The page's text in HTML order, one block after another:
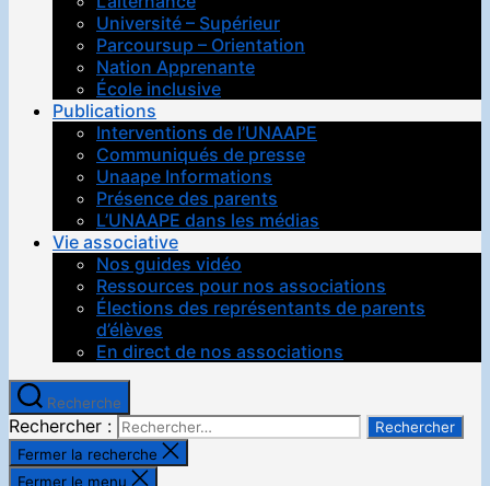
Université – Supérieur
Parcoursup – Orientation
Nation Apprenante
École inclusive
Publications
Interventions de l’UNAAPE
Communiqués de presse
Unaape Informations
Présence des parents
L’UNAAPE dans les médias
Vie associative
Nos guides vidéo
Ressources pour nos associations
Élections des représentants de parents
d’élèves
En direct de nos associations
Recherche
Rechercher :
Fermer la recherche
Fermer le menu